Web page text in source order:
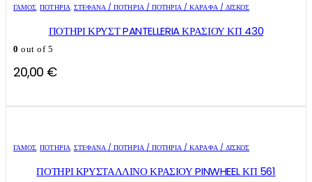
ΓΑΜΟΣ,ΠΟΤΉΡΙΑ, ΣΤΈΦΑΝΑ / ΠΟΤΉΡΙΑ / ΠΟΤΉΡΙΑ / ΚΑΡΆΦΑ / ΔΊΣΚΟΣ
ΠΟΤΗΡΙ ΚΡΥΣΤ PANTELLERIA ΚΡΑΣΙΟΥ ΚΠ 430
0 out of 5
20,00 €
ΓΑΜΟΣ,ΠΟΤΉΡΙΑ, ΣΤΈΦΑΝΑ / ΠΟΤΉΡΙΑ / ΠΟΤΉΡΙΑ / ΚΑΡΆΦΑ / ΔΊΣΚΟΣ
ΠΟΤΗΡΙ ΚΡΥΣΤΑΛΛΙΝΟ ΚΡΑΣΙΟΥ PINWHEEL ΚΠ 561